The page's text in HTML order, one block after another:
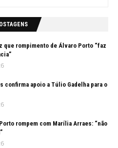
que rompimento de Álvaro Porto “faz
confirma apoio a Túlio Gadelha para o
rompem com Marília Arraes: “não